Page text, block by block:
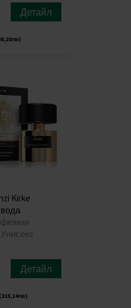
Детайл
Kirke
Детайл
(215,14лв)